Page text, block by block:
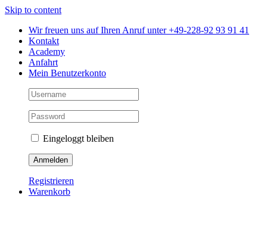
Skip to content
Wir freuen uns auf Ihren Anruf unter +49-228-92 93 91 41
Kontakt
Academy
Anfahrt
Mein Benutzerkonto
Eingeloggt bleiben
Registrieren
Warenkorb